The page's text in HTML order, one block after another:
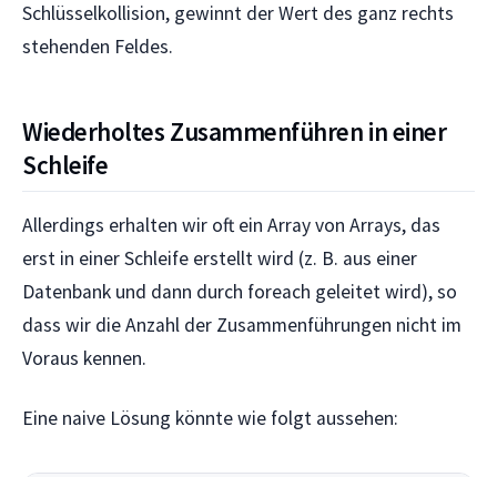
Schlüsselkollision, gewinnt der Wert des ganz rechts
stehenden Feldes.
Wiederholtes Zusammenführen in einer
Schleife
Allerdings erhalten wir oft ein Array von Arrays, das
erst in einer Schleife erstellt wird (z. B. aus einer
Datenbank und dann durch foreach geleitet wird), so
dass wir die Anzahl der Zusammenführungen nicht im
Voraus kennen.
Eine naive Lösung könnte wie folgt aussehen: